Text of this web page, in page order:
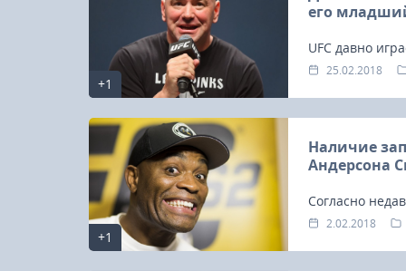
+1
его
UFC давно
которых
25.02.2018
+1
Наличие
Андерсона
Согласно
Андерсон
средство.
2.02.2018